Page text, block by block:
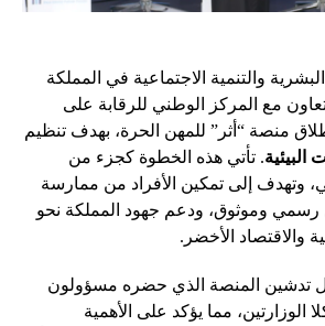
والتنمية الاجتماعية في المملكة
مع المركز الوطني للرقابة على
منصة “أثر” للمهن الحرة، بهدف تنظيم
البيئية. تأتي هذه الخطوة كجزء من
وتهدف إلى تمكين الأفراد من ممارسة
رسمي وموثوق، ودعم جهود المملكة نحو
والاقتصاد الأخضر.
تدشين المنصة الذي حضره مسؤولون
الوزارتين، مما يؤكد على الأهمية